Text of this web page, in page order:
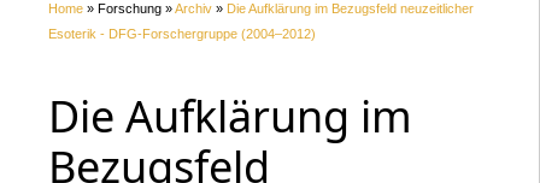
Home » Forschung »Archiv » Die Aufklärung im Bezugsfeld neuzeitlicher
Esoterik - DFG-Forschergruppe (2004–2012)
Die Aufklärung im
Bezugsfeld